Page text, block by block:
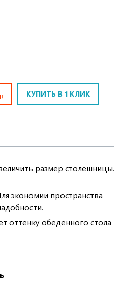
КУПИТЬ В 1 КЛИК
размер столешницы.
экономии пространства
оттенку обеденного стола